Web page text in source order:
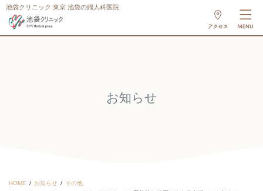
池袋クリニック 東京 池袋の婦人科医院
お知らせ
HOME お知らせ
その他